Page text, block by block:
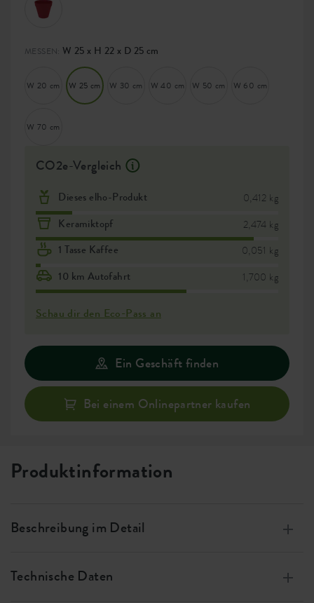
MESSEN: W 25 x H 22 x D 25 cm
W 20 cm W 25 cm W 30 cm W 40 cm W 50 cm W 60 cm
W 70 cm
CO2e-Vergleich
Dieses elho-Produkt 0,412 kg
Keramiktopf 2,474 kg
1 Tasse Kaffee 0,051 kg
10 km Autofahrt 1,700 kg
Schau dir den Eco-Pass an
Ein Geschäft finden
Bei einem Onlinepartner kaufen
Produktinformation
Beschreibung im Detail
Windenergie produziert, zu 100 % recycelbar
Technische Daten